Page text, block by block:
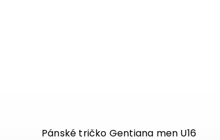
Pánské tričko Gentiana men U16